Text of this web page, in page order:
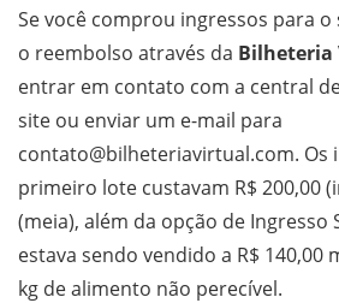
Se você comprou ingressos para
o reembolso através da Bilheteria
entrar em contato com a central
site ou enviar um e-mail para
contato@bilheteriavirtual.com. Os
primeiro lote custavam R$ 200,00
(meia), além da opção de Ingresso
estava sendo vendido a R$ 140,00
kg de alimento não perecível.